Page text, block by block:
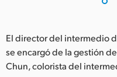
El director del intermedio
se encargó de la gestión
Chun, colorista del